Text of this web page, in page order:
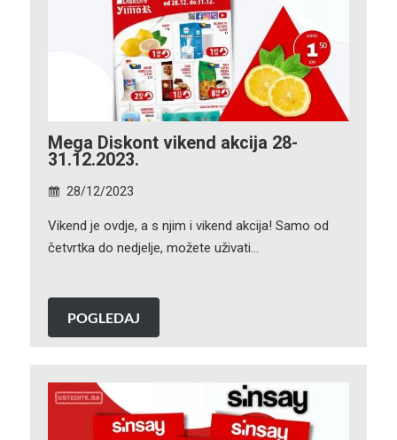
Mega Diskont vikend akcija 28-
31.12.2023.
28/12/2023
Vikend je ovdje, a s njim i vikend akcija! Samo od
četvrtka do nedjelje, možete uživati…
POGLEDAJ